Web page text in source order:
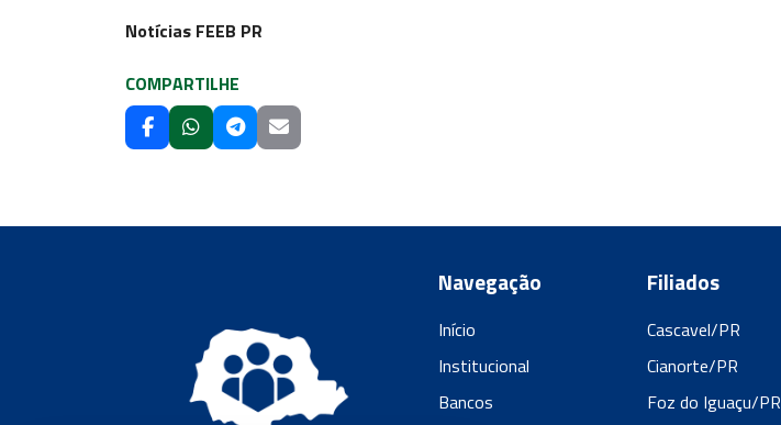
Notícias FEEB PR
COMPARTILHE
Navegação
Início
Institucional
Bancos
Filiados
Cascavel/PR
Cianorte/PR
Foz do Iguaçu/PR